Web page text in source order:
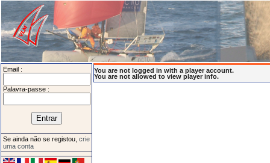
Email :
Palavra-passe :
Se ainda não se registou, crie
uma conta
You are not logged in with a player account.
You are not allowed to view player info.